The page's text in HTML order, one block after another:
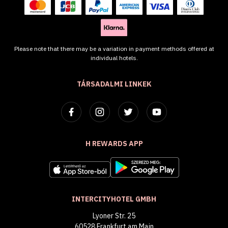
TÁRSADALMI LINKEK
H REWARDS APP
INTERCITYHOTEL GMBH
Lyoner Str. 25
Please note that there may be a variation in payment methods offered at
individual hotels.